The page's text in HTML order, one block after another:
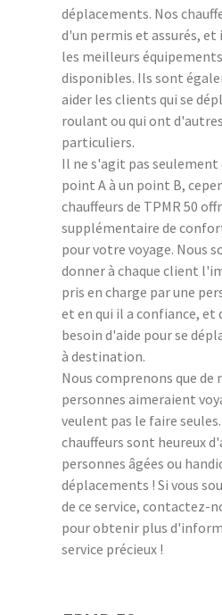
déplacements. Nos
d'un permis et assurés,
les meilleurs
disponibles. Ils sont
aider les clients qui se
roulant ou qui ont
particuliers.
Il ne s'agit pas seulement
point A à un point B,
chauffeurs de TPMR 50
supplémentaire de
pour votre voyage. Nous
donner à chaque client
pris en charge par une
et en qui il a confiance, et
besoin d'aide pour se
à destination.
Nous comprenons que de
personnes aimeraient
veulent pas le faire
chauffeurs sont heureux
personnes âgées ou
déplacements ! Si vous
de ce service, contactez-
pour obtenir plus
service précieux !